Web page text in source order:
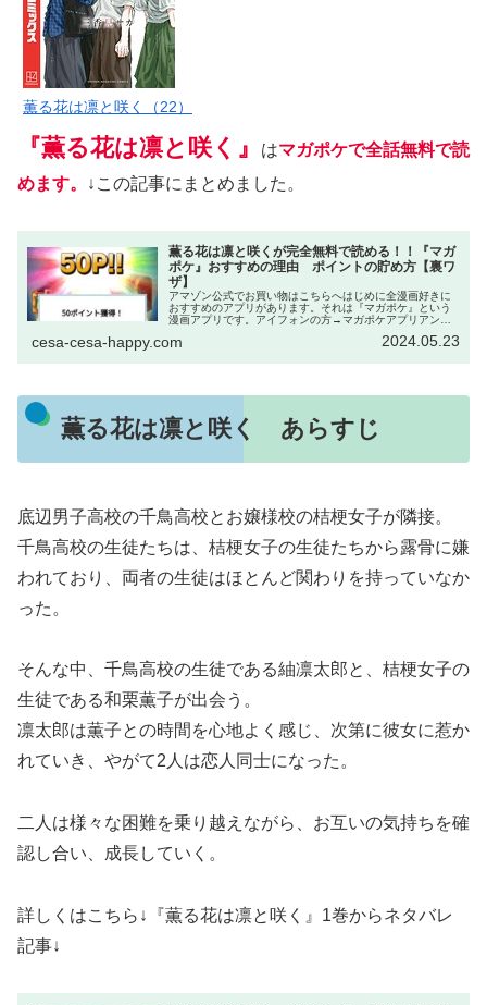
薫る花は凛と咲く（22）
『薫る花は凛と咲く』 はマガポケで全話無料で読
めます。
↓この記事にまとめました。
薫る花は凛と咲くが完全無料で読める！！『マガ
ポケ』おすすめの理由 ポイントの貯め方【裏ワ
ザ】
アマゾン公式でお買い物はこちらへはじめに全漫画好きに
おすすめのアプリがあります。それは『マガポケ』という
漫画アプリです。アイフォンの方→マガポケアプリアンド
ン公式無料漫画アプリ このアプ...
cesa-cesa-happy.com 2024.05.23
薫る花は凛と咲く あらすじ
底辺男子高校の千鳥高校とお嬢様校の桔梗女子が隣接。
千鳥高校の生徒たちは、桔梗女子の生徒たちから露骨に嫌
われており、両者の生徒はほとんど関わりを持っていなか
った。
そんな中、千鳥高校の生徒である紬凛太郎と、桔梗女子の
生徒である和栗薫子が出会う。
凛太郎は薫子との時間を心地よく感じ、次第に彼女に惹か
れていき、やがて2人は恋人同士になった。
二人は様々な困難を乗り越えながら、お互いの気持ちを確
認し合い、成長していく。
詳しくはこちら↓『薫る花は凛と咲く』1巻からネタバレ
記事↓